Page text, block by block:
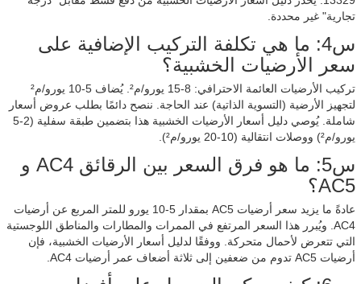
تجارية" غير محددة.
س4: ما هي تكلفة التركيب الإضافية على
سعر الأرضيات الخشبية؟
تركيب الأرضيات العائمة الاحترافي: 8-15 يورو/م². يُضاف 5-10 يورو/م²
لتجهيز الأرضية (التسوية الذاتية) عند الحاجة. ننصح دائمًا بطلب عروض أسعار
شاملة. يُوصي دليل أسعار الأرضيات الخشبية هذا بتضمين طبقة سفلية (2-5
يورو/م²) ووصلات انتقالية (10-20 يورو/م²).
س5: ما هو فرق السعر بين الرقائق AC4 و
AC5؟
عادةً ما يزيد سعر أرضيات AC5 بمقدار 5-10 يورو للمتر المربع عن أرضيات
AC4. ويُبرر هذا السعر المرتفع في الممرات والمطارات والمناطق اللوجستية
التي تتعرض لأحمال متحركة. ووفقًا لدليل أسعار الأرضيات الخشبية، فإن
أرضيات AC5 تدوم من ضعفين إلى ثلاثة أضعاف عمر أرضيات AC4.